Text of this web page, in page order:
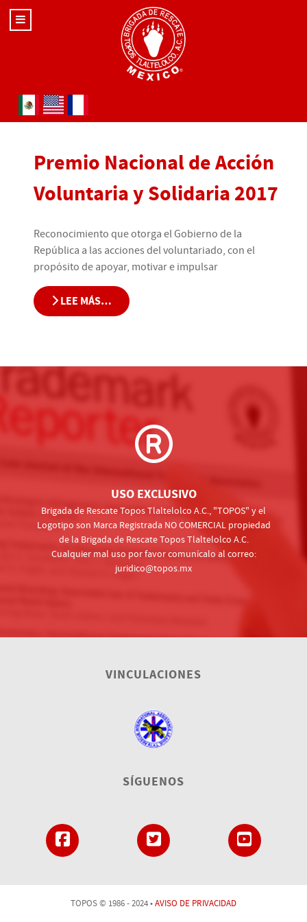
Seleccione su idioma
Premio Nacional de Acción
Voluntaria y Solidaria 2017
Reconocimiento que otorga el Gobierno de la
República a las acciones del voluntariado, con el
propósito de apoyar, motivar e impulsar
LEE MÁS…
USO EXCLUSIVO
Brigada de Rescate Topos Tlaltelolco A.C., "TOPOS" y el
Logotipo son Marca Registrada NO COMERCIAL propiedad
de la Brigada de Rescate Topos Tlaltelolco A.C.
Cualquier mal uso por favor comunícalo al correo:
juridico@topos.mx
VINCULACIONES
SÍGUENOS
TOPOS © 1986 - 2024 • AVISO DE PRIVACIDAD